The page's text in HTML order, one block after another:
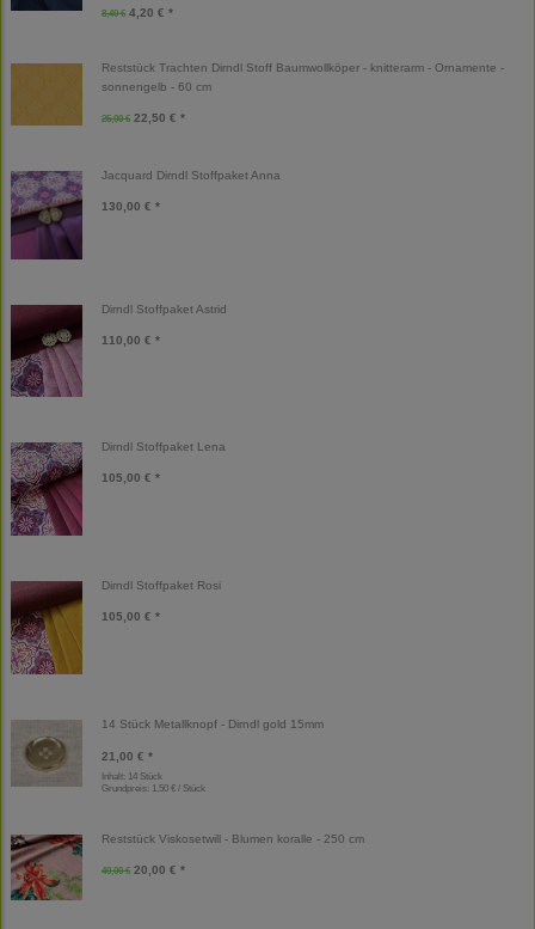
8,40 € 4,20 € *
Reststück Trachten Dirndl Stoff Baumwollköper - knitterarm - Ornamente -
sonnengelb - 60 cm
25,00 € 22,50 € *
Jacquard Dirndl Stoffpaket Anna
130,00 € *
Dirndl Stoffpaket Astrid
110,00 € *
Dirndl Stoffpaket Lena
105,00 € *
Dirndl Stoffpaket Rosi
105,00 € *
14 Stück Metallknopf - Dirndl gold 15mm
21,00 € *
Inhalt: 14 Stück
Grundpreis: 1,50 € / Stück
Reststück Viskosetwill - Blumen koralle - 250 cm
40,00 € 20,00 € *